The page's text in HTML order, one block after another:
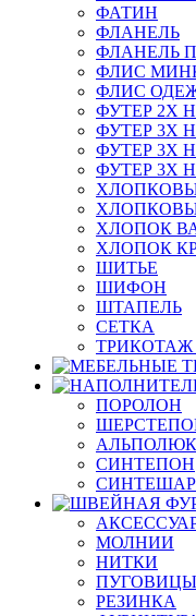
ФАТИН
ФЛАНЕЛЬ
ФЛАНЕЛЬ
ФЛИС
ФЛИС
ФУТЕР 2Х
ФУТЕР 3Х
ФУТЕР 3Х
ФУТЕР 3Х
ХЛОПОК
ХЛОПОК
ШИТЬЕ
ШИФОН
ШТАПЕЛЬ
СЕТКА
ТРИКОТАЖ
ПОРОЛОН
СИНТЕПОН
СИНТЕШАР
МОЛНИИ
НИТКИ
ПУГОВИЦЫ
РЕЗИНКА